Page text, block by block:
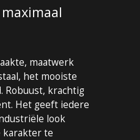
maatwerk
het mooiste
Robuust, krachtig
Het geeft iedere
look
karakter te